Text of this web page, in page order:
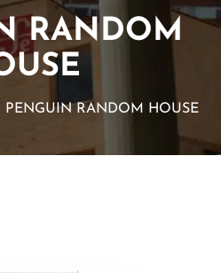
RANDOM
PENGUIN RANDOM HOUSE